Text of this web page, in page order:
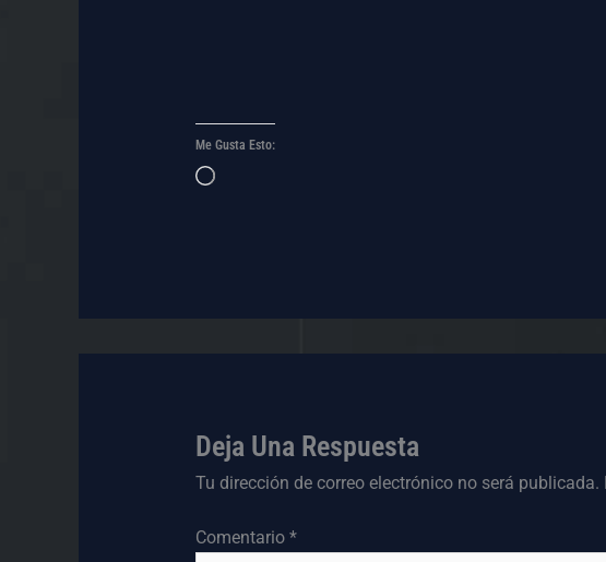
Me Gusta Esto:
Cargando...
Deja Una Respuesta
Tu dirección de correo electrónico no será publicada.
Comentario *